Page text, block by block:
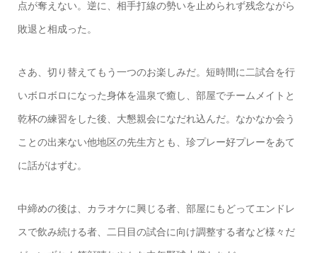
点が奪えない。逆に、相手打線の勢いを止められず残念ながら
敗退と相成った。
さあ、切り替えてもう一つのお楽しみだ。短時間に二試合を行
いボロボロになった身体を温泉で癒し、部屋でチームメイトと
乾杯の練習をした後、大懇親会になだれ込んだ。なかなか会う
ことの出来ない他地区の先生方とも、珍プレー好プレーをあて
に話がはずむ。
中締めの後は、カラオケに興じる者、部屋にもどってエンドレ
スで飲み続ける者、二日目の試合に向け調整する者など様々だ